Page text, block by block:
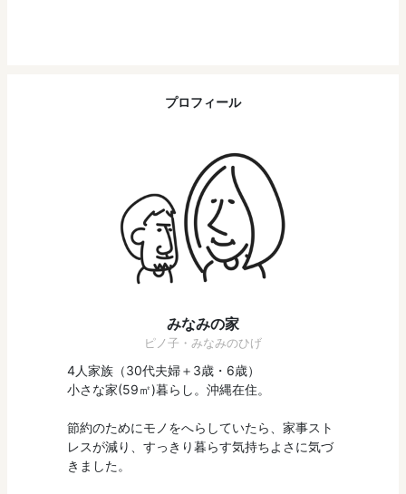
プロフィール
みなみの家
ピノ子・みなみのひげ
4人家族（30代夫婦＋3歳・6歳）
小さな家(59㎡)暮らし。沖縄在住。
節約のためにモノをへらしていたら、家事スト
レスが減り、すっきり暮らす気持ちよさに気づ
きました。